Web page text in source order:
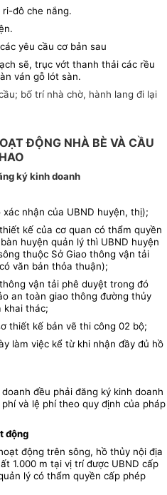
đô che nắng.
yêu cầu cơ bản sau
sẽ, trục vớt thanh thải các rều
ván gỗ lót sàn.
bố trí nhà chờ, hành lang đi lại
ĐỘNG NHÀ BÈ VÀ CẦU
ký kinh doanh
nhận của UBND huyện, thị);
kế của cơ quan có thẩm quyền
huyện quản lý thì UBND huyện
thuộc Sở Giao thông vận tải
văn bản thỏa thuận);
vận tải phê duyệt trong đó
an toàn giao thông đường thủy
khai thác;
thiết kế bản vẽ thi công 02 bộ;
làm việc kể từ khi nhận đầy đủ hồ
đều phải đăng ký kinh doanh
và lệ phí theo quy định của pháp
động
động trên sông, hồ thủy nội địa
1.000 m tại vị trí được UBND cấp
lý có thẩm quyền cấp phép